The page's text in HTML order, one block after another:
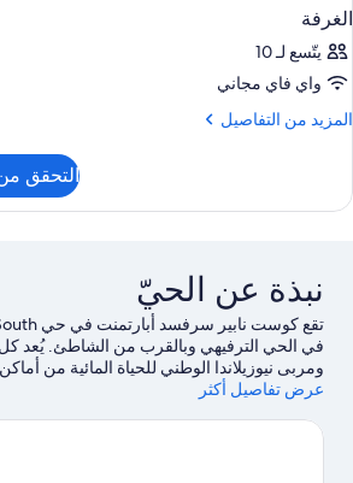
الغرفة
يتّسع لـ 10
واي فاي مجاني
المزيد من التفاصيل
المزيد
الغرفة
التحقق
نبذة عن الحيّ
في الحي الترفيهي وبالقرب من الشاطئ. يُعد
ومربى نيوزيلاندا الوطني للحياة المائية من
من حدائق نابير النباتية ومركز وانكاوا المائي
عرض تفاصيل أكثر